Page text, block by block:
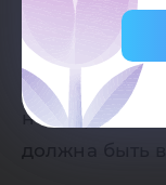
ссылки на
Югорского
должна быть